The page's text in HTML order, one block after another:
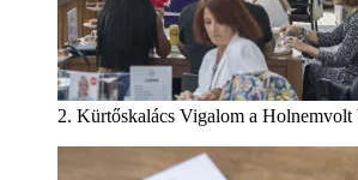
2. Kürtőskalács Vigalom a Holnemvolt